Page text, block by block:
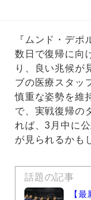
『ムンド・デポ
数日で復帰に向
り、良い兆候が
ブの医療スタッ
慎重な姿勢を維
で、実戦復帰の
れば、3月中に
が見られるかも
話題の記事
【